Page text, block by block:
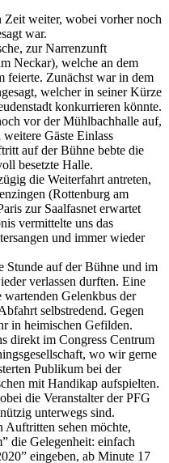
Zeit weiter, wobei vorher noch
war.
zur Narrenzunft
Neckar), welche an dem
feierte. Zunächst war in dem
welcher in seiner Kürze
konkurrieren könnte.
vor der Mühlbachhalle auf,
Gäste Einlass
auf der Bühne bebte die
besetzte Halle.
die Weiterfahrt antreten,
(Rottenburg am
zur Saalfasnet erwartet
vermittelte uns das
und immer wieder
Stunde auf der Bühne und im
verlassen durften. Eine
Gelenkbus der
selbstredend. Gegen
in heimischen Gefilden.
direkt im Congress Centrum
wo wir gerne
Publikum bei der
mit Handikap aufspielten.
die Veranstalter der PFG
unterwegs sind.
Auftritten sehen möchte,
die Gelegenheit: einfach
eingeben, ab Minute 17